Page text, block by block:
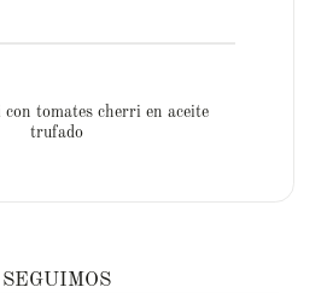
tomates cherri en aceite
trufado
SEGUIMOS